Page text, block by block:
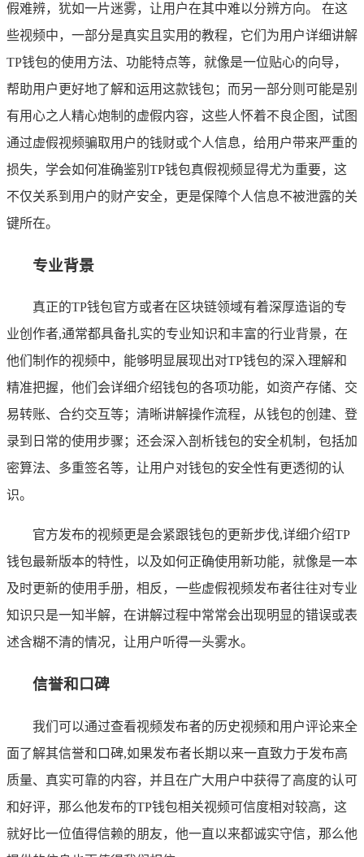
假难辨，犹如一片迷雾，让用户在其中难以分辨方向。 在这
些视频中，一部分是真实且实用的教程，它们为用户详细讲解
TP钱包的使用方法、功能特点等，就像是一位贴心的向导，
帮助用户更好地了解和运用这款钱包；而另一部分则可能是别
有用心之人精心炮制的虚假内容，这些人怀着不良企图，试图
通过虚假视频骗取用户的钱财或个人信息，给用户带来严重的
损失，学会如何准确鉴别TP钱包真假视频显得尤为重要，这
不仅关系到用户的财产安全，更是保障个人信息不被泄露的关
键所在。
专业背景
真正的TP钱包官方或者在区块链领域有着深厚造诣的专
业创作者,通常都具备扎实的专业知识和丰富的行业背景，在
他们制作的视频中，能够明显展现出对TP钱包的深入理解和
精准把握，他们会详细介绍钱包的各项功能，如资产存储、交
易转账、合约交互等；清晰讲解操作流程，从钱包的创建、登
录到日常的使用步骤；还会深入剖析钱包的安全机制，包括加
密算法、多重签名等，让用户对钱包的安全性有更透彻的认
识。
官方发布的视频更是会紧跟钱包的更新步伐,详细介绍TP
钱包最新版本的特性，以及如何正确使用新功能，就像是一本
及时更新的使用手册，相反，一些虚假视频发布者往往对专业
知识只是一知半解，在讲解过程中常常会出现明显的错误或表
述含糊不清的情况，让用户听得一头雾水。
信誉和口碑
我们可以通过查看视频发布者的历史视频和用户评论来全
面了解其信誉和口碑,如果发布者长期以来一直致力于发布高
质量、真实可靠的内容，并且在广大用户中获得了高度的认可
和好评，那么他发布的TP钱包相关视频可信度相对较高，这
就好比一位值得信赖的朋友，他一直以来都诚实守信，那么他